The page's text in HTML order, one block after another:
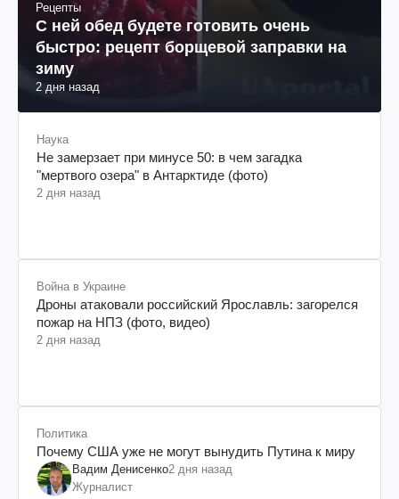
Рецепты
С ней обед будете готовить очень
быстро: рецепт борщевой заправки на
зиму
2 дня назад
Наука
Не замерзает при минусе 50: в чем загадка
"мертвого озера" в Антарктиде (фото)
2 дня назад
Война в Украине
Дроны атаковали российский Ярославль: загорелся
пожар на НПЗ (фото, видео)
2 дня назад
Политика
Почему США уже не могут вынудить Путина к миру
Вадим Денисенко2 дня назад
Журналист